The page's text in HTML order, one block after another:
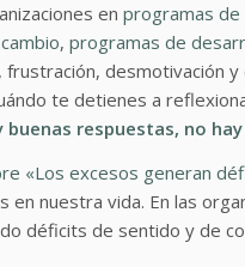
en programas
, programas de
desmotivación
te detienes a
buenas respuestas, no
«Los excesos generan
nuestra vida. En las
déficits de sentido y de